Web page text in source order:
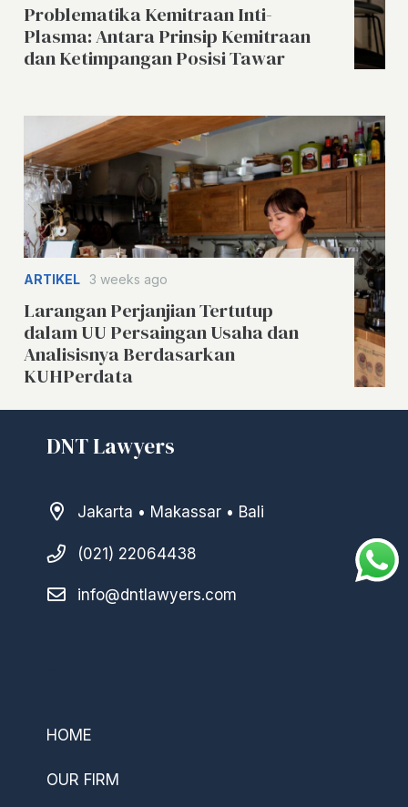
Problematika Kemitraan Inti-
Plasma: Antara Prinsip Kemitraan
dan Ketimpangan Posisi Tawar
ARTIKEL 3 weeks ago
Larangan Perjanjian Tertutup
dalam UU Persaingan Usaha dan
Analisisnya Berdasarkan
KUHPerdata
DNT Lawyers
Jakarta • Makassar • Bali
(021) 22064438
info@dntlawyers.com
HOME
OUR FIRM